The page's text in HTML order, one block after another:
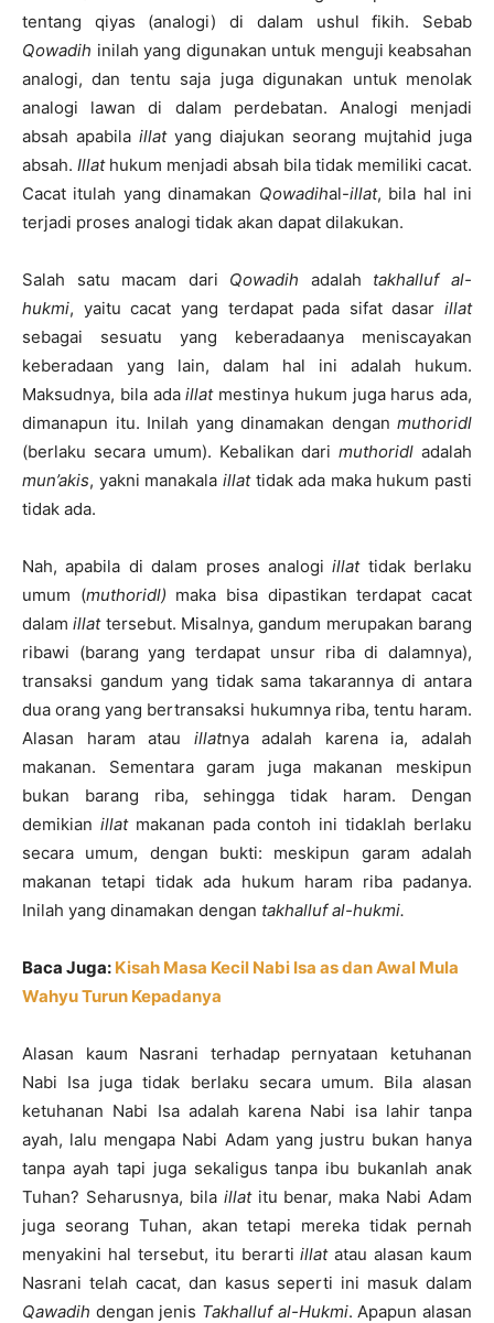
tentang qiyas (analogi) di dalam ushul fikih. Sebab
Qowadih inilah yang digunakan untuk menguji keabsahan
analogi, dan tentu saja juga digunakan untuk menolak
analogi lawan di dalam perdebatan. Analogi menjadi
absah apabila illatyang diajukan seorang mujtahid juga
absah. Illathukum menjadi absah bila tidak memiliki cacat.
Cacat itulah yang dinamakan Qowadihal-illat, bila hal ini
terjadi proses analogi tidak akan dapat dilakukan.
Salah satu macam dari Qowadih adalah takhalluf al-
hukmi, yaitu cacat yang terdapat pada sifat dasar illat
sebagai sesuatu yang keberadaanya meniscayakan
keberadaan yang lain, dalam hal ini adalah hukum.
Maksudnya, bila adaillatmestinya hukum juga harus ada,
dimanapun itu. Inilah yang dinamakan dengan muthoridl
(berlaku secara umum). Kebalikan darimuthoridladalah
mun’akis, yakni manakala illattidak ada maka hukum pasti
tidak ada.
Nah, apabila di dalam proses analogiillattidak berlaku
umum (muthoridl) maka bisa dipastikan terdapat cacat
dalamillattersebut. Misalnya, gandum merupakan barang
ribawi (barang yang terdapat unsur riba di dalamnya),
transaksi gandum yang tidak sama takarannya di antara
dua orang yang bertransaksi hukumnya riba, tentu haram.
Alasan haram atau illatnya adalah karena ia, adalah
makanan. Sementara garam juga makanan meskipun
bukan barang riba, sehingga tidak haram. Dengan
demikian illatmakanan pada contoh ini tidaklah berlaku
secara umum, dengan bukti: meskipun garam adalah
makanan tetapi tidak ada hukum haram riba padanya.
Inilah yang dinamakan dengan takhalluf al-hukmi.
Baca Juga: Kisah Masa Kecil Nabi Isa as dan Awal Mula
Wahyu Turun Kepadanya
Alasan kaum Nasrani terhadap pernyataan ketuhanan
Nabi Isa juga tidak berlaku secara umum. Bila alasan
ketuhanan Nabi Isa adalah karena Nabi isa lahir tanpa
ayah, lalu mengapa Nabi Adam yang justru bukan hanya
tanpa ayah tapi juga sekaligus tanpa ibu bukanlah anak
Tuhan? Seharusnya, bila illatitu benar, maka Nabi Adam
juga seorang Tuhan, akan tetapi mereka tidak pernah
menyakini hal tersebut, itu berartiillatatau alasan kaum
Nasrani telah cacat, dan kasus seperti ini masuk dalam
Qawadih dengan jenis Takhalluf al-Hukmi. Apapun alasan